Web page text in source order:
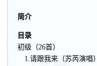
简介
目录
初级（26首）
1.请跟我来（苏芮演唱）